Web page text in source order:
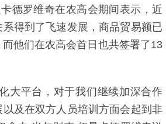
德罗维奇在农高会期间表示，近
得到了飞速发展，商品贸易额已
他们在农高会首日也共签署了13
大平台，对于我们继续加深合作
及在双方人员培训方面会起到非